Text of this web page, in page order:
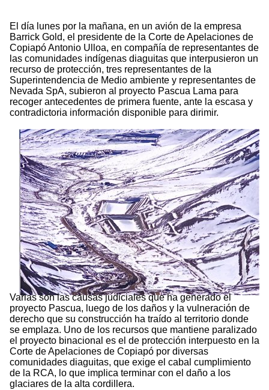
El día lunes por la mañana, en un avión de la empresa
Barrick Gold, el presidente de la Corte de Apelaciones de
Copiapó Antonio Ulloa, en compañía de representantes de
las comunidades indígenas diaguitas que interpusieron un
recurso de protección, tres representantes de la
Superintendencia de Medio ambiente y representantes de
Nevada SpA, subieron al proyecto Pascua Lama para
recoger antecedentes de primera fuente, ante la escasa y
contradictoria información disponible para dirimir.
Varias son las causas judiciales que ha generado el
proyecto Pascua, luego de los daños y la vulneración de
derecho que su construcción ha traído al territorio donde
se emplaza. Uno de los recursos que mantiene paralizado
el proyecto binacional es el de protección interpuesto en la
Corte de Apelaciones de Copiapó por diversas
comunidades diaguitas, que exige el cabal cumplimiento
de la RCA, lo que implica terminar con el daño a los
glaciares de la alta cordillera.